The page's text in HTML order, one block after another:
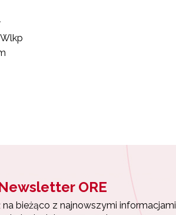
ORE
na bieżąco z najnowszymi informacjami